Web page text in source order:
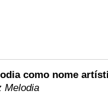
como nome
Melodia